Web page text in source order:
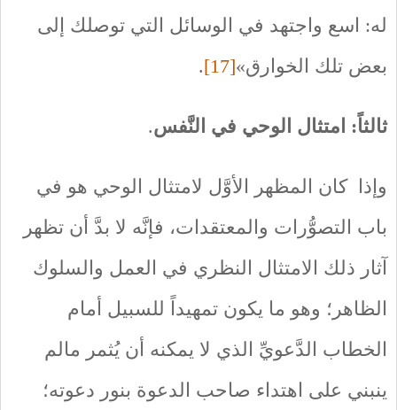
له: اسع واجتهد في الوسائل التي توصلك إلى
بعض تلك الخوارق»[17]
.
ثالثاً: امتثال الوحي في النَّفس.
وإذا كان المظهر الأوَّل لامتثال الوحي هو في
باب التصوُّرات والمعتقدات، فإنَّه لا بدَّ أن تظهر
آثار ذلك الامتثال النظري في العمل والسلوك
الظاهر؛ وهو ما يكون تمهيداً للسبيل أمام
الخطاب الدَّعويِّ الذي لا يمكنه أن يُثمر مالم
ينبني على اهتداء صاحب الدعوة بنور دعوته؛